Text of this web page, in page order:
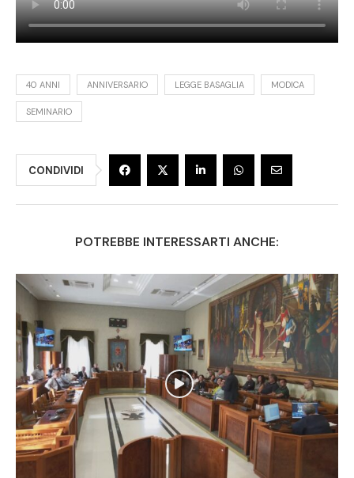
40 ANNI ANNIVERSARIO LEGGE BASAGLIA MODICA
SEMINARIO
CONDIVIDI
POTREBBE INTERESSARTI ANCHE: